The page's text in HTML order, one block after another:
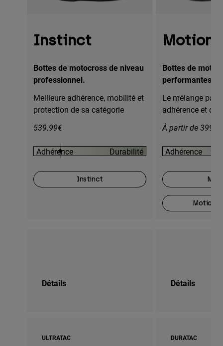
Instinct
Bottes de motocross de niveau
professionnel.
Meilleure adhérence, mobilité et
protection de sa catégorie
539.99€
Adhérence Durabilité
Instinct
Motion
Bottes de
performantes.
Le mélange
adhérence et
À partir de
Adhérence
Motion
Détails Détails
ULTRATAC
DURATAC